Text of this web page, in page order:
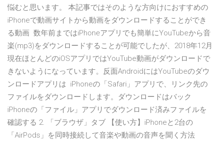
悩むと思います。 本記事ではそのような方向けにおすすめの
iPhoneで動画サイトから動画をダウンロードすることができ
る動画 数年前まではiPhoneアプリでも簡単にYouTubeから音
楽(mp3)をダウンロードすることが可能でしたが、2018年12月
現在ほとんどのiOSアプリではYouTube動画がダウンロードで
きないようになっています。反面AndroidにはYouTubeのダウ
ンロードアプリは iPhoneの「Safari」アプリで、リンク先の
ファイルをダウンロードします。ダウンロードはバック
iPhoneの「ファイル」アプリでダウンロード済みファイルを
確認する 2. 「ブラウザ」タブ 【使い方】iPhoneと2台の
「AirPods」を同時接続して音楽や動画の音声を聞く方法